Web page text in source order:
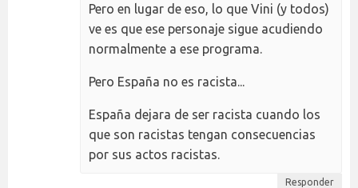
Pero en lugar de eso, lo que Vini (y todos)
ve es que ese personaje sigue acudiendo
normalmente a ese programa.
Pero España no es racista...
España dejara de ser racista cuando los
que son racistas tengan consecuencias
por sus actos racistas.
Responder